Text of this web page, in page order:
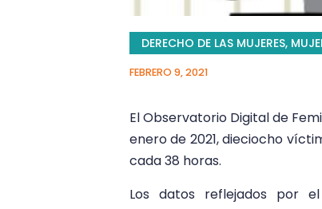
DERECHO DE LAS MUJERES,
FEBRERO 9, 2021
El Observatorio Digital de
enero de 2021, dieciocho
cada 38 horas.
Los datos reflejados por